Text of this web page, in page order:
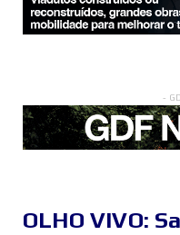
-
OLHO VIVO: